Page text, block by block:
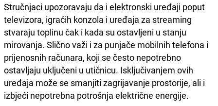
Stručnjaci upozoravaju da i elektronski uređaji poput
televizora, igraćih konzola i uređaja za streaming
stvaraju toplinu čak i kada su ostavljeni u stanju
mirovanja. Slično važi i za punjače mobilnih telefona i
prijenosnih računara, koji se često nepotrebno
ostavljaju uključeni u utičnicu. Isključivanjem ovih
uređaja može se smanjiti zagrijavanje prostorije, ali i
izbjeći nepotrebna potrošnja električne energije.